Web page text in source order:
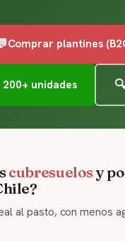
Comprar plantines
unidades
cubresuelosy
al pasto, con menos